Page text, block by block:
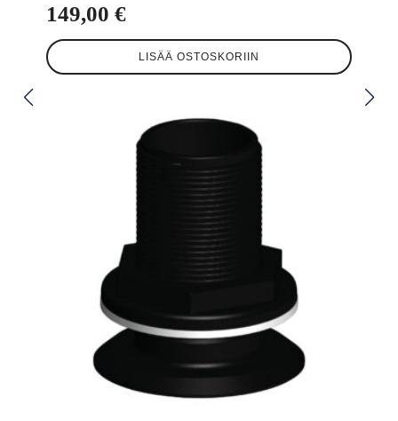
149,00 €
LISÄÄ OSTOSKORIIN